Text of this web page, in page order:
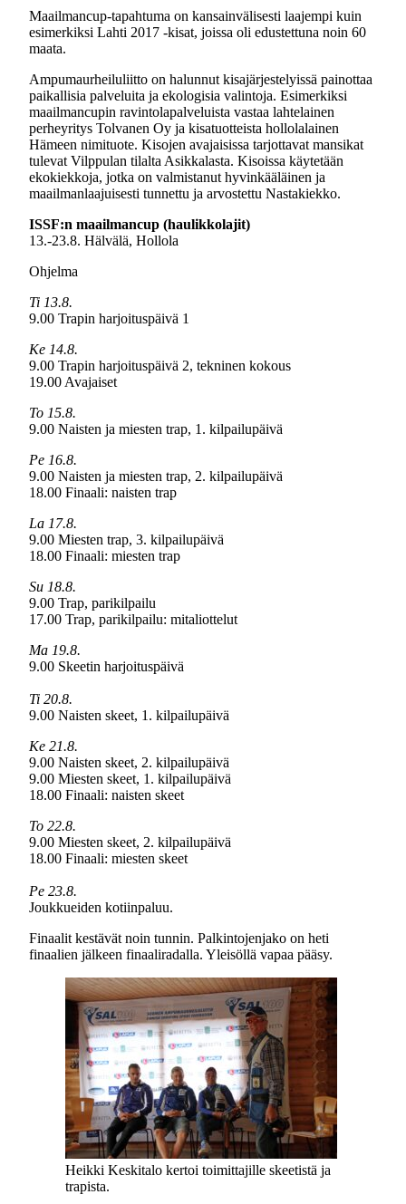
Maailmancup-tapahtuma on kansainvälisesti laajempi kuin
esimerkiksi Lahti 2017 -kisat, joissa oli edustettuna noin 60
maata.
Ampumaurheiluliitto on halunnut kisajärjestelyissä painottaa
paikallisia palveluita ja ekologisia valintoja. Esimerkiksi
maailmancupin ravintolapalveluista vastaa lahtelainen
perheyritys Tolvanen Oy ja kisatuotteista hollolalainen
Hämeen nimituote. Kisojen avajaisissa tarjottavat mansikat
tulevat Vilppulan tilalta Asikkalasta. Kisoissa käytetään
ekokiekkoja, jotka on valmistanut hyvinkääläinen ja
maailmanlaajuisesti tunnettu ja arvostettu Nastakiekko.
ISSF:n maailmancup (haulikkolajit)
13.-23.8. Hälvälä, Hollola
Ohjelma
Ti 13.8.
9.00 Trapin harjoituspäivä 1
Ke 14.8.
9.00 Trapin harjoituspäivä 2, tekninen kokous
19.00 Avajaiset
To 15.8.
9.00 Naisten ja miesten trap, 1. kilpailupäivä
Pe 16.8.
9.00 Naisten ja miesten trap, 2. kilpailupäivä
18.00 Finaali: naisten trap
La 17.8.
9.00 Miesten trap, 3. kilpailupäivä
18.00 Finaali: miesten trap
Su 18.8.
9.00 Trap, parikilpailu
17.00 Trap, parikilpailu: mitaliottelut
Ma 19.8.
9.00 Skeetin harjoituspäivä
Ti 20.8.
9.00 Naisten skeet, 1. kilpailupäivä
Ke 21.8.
9.00 Naisten skeet, 2. kilpailupäivä
9.00 Miesten skeet, 1. kilpailupäivä
18.00 Finaali: naisten skeet
To 22.8.
9.00 Miesten skeet, 2. kilpailupäivä
18.00 Finaali: miesten skeet
Pe 23.8.
Joukkueiden kotiinpaluu.
Finaalit kestävät noin tunnin. Palkintojenjako on heti
finaalien jälkeen finaaliradalla. Yleisöllä vapaa pääsy.
Heikki Keskitalo kertoi toimittajille skeetistä ja
trapista.